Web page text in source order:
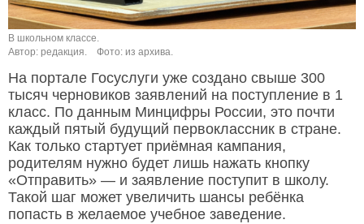
В школьном классе.
Автор: редакция.
Фото: из архива.
На портале Госуслуги уже создано свыше 300
тысяч черновиков заявлений на поступление в 1
класс. По данным Минцифры России, это почти
каждый пятый будущий первоклассник в стране.
Как только стартует приёмная кампания,
родителям нужно будет лишь нажать кнопку
«Отправить» — и заявление поступит в школу.
Такой шаг может увеличить шансы ребёнка
попасть в желаемое учебное заведение.